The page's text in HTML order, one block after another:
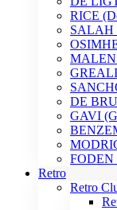
RICE
SALAH
MALEN
DE
GAVI
FODEN
Retro
Retro